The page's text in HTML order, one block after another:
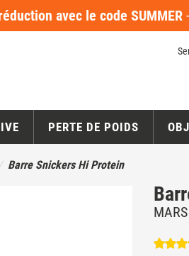
avec le code SUMMER
PERTE DE POIDS
Barre Snickers Hi Protein
MARS